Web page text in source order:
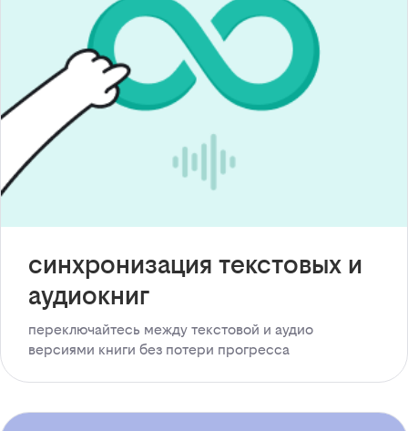
синхронизация текстовых и
аудиокниг
переключайтесь между текстовой и аудио
версиями книги без потери прогресса